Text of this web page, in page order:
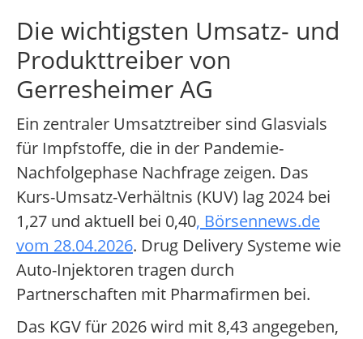
Die wichtigsten Umsatz- und
Produkttreiber von
Gerresheimer AG
Ein zentraler Umsatztreiber sind Glasvials
für Impfstoffe, die in der Pandemie-
Nachfolgephase Nachfrage zeigen. Das
Kurs-Umsatz-Verhältnis (KUV) lag 2024 bei
1,27 und aktuell bei 0,40, Börsennews.de
vom 28.04.2026. Drug Delivery Systeme wie
Auto-Injektoren tragen durch
Partnerschaften mit Pharmafirmen bei.
Das KGV für 2026 wird mit 8,43 angegeben,